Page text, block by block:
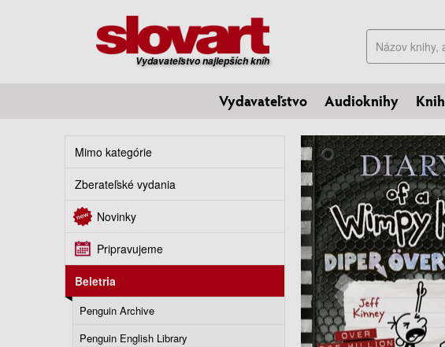
Vydavateľstvo najlepších kníh
Hľadať
Vydavateľstvo Audioknihy
Mimo kategórie
Zberateľské vydania
Novinky
Pripravujeme
Beletria
Penguin Archive
Penguin English Library